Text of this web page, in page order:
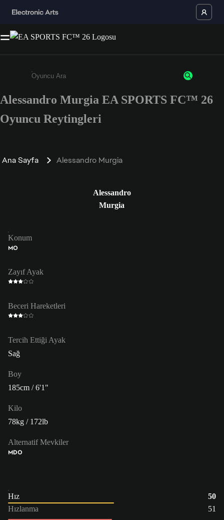
Enter a minimum of 3 characters or numbers
Alessandro Murgia EA SPORTS FC™ 26
Oyuncu Reytingleri
Ana Sayfa Alessandro Murgia
Alessandro
Murgia
Konum
MO
Zayıf Ayak
Beceri Hareketleri
Tercih Ettiği Ayak
Sağ
Boy
185cm / 6'1"
Kilo
78kg / 172lb
Alternatif Mevkiler
MDO
Hız
50
Hızlanma
51